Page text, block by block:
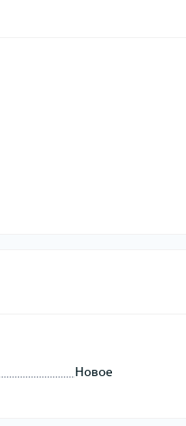
Новое